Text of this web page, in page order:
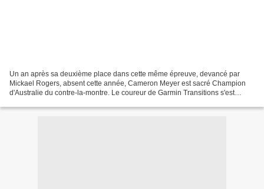
Un an après sa deuxième place dans cette même épreuve, devancé par
Mickael Rogers, absent cette année, Cameron Meyer est sacré Champion
d'Australie du contre-la-montre. Le coureur de Garmin Transitions s'est